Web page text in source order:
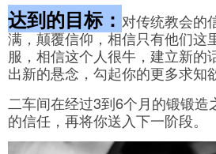
达到的目标： 对传统教会的
满，颠覆信仰，相信只有他们这
服，相信这个人很牛，建立新的
出新的悬念，勾起你的更多求知欲
二车间在经过3到6个月的锻锻
的信任，再将你送入下一阶段。